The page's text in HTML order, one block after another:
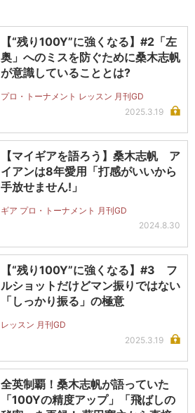
【“残り100Y”に強くなる】#2「左
奥」へのミスを防ぐために桑木志帆
が意識していることとは?
プロ・トーナメント レッスン 月刊GD
2025.3.19
【マイギアを語ろう】桑木志帆 ア
イアンは8年愛用「打感がいいから
手放せません!」
ギア プロ・トーナメント 月刊GD
2024.8.30
【“残り100Y”に強くなる】#3 フ
ルショットだけどマン振りではない
「しっかり振る」の極意
レッスン 月刊GD
2025.3.19
全英制覇！桑木志帆が語っていた
「100Yの精度アップ」「飛ばしの